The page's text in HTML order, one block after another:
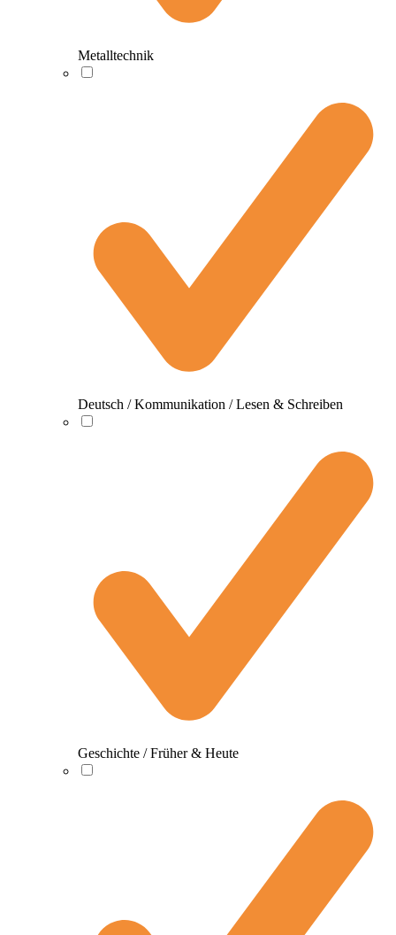
Metalltechnik
Deutsch / Kommunikation / Lesen & Schreiben
Geschichte / Früher & Heute